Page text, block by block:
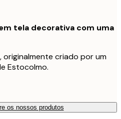
tela decorativa com uma
originalmente criado por um
Estocolmo.
os nossos produtos